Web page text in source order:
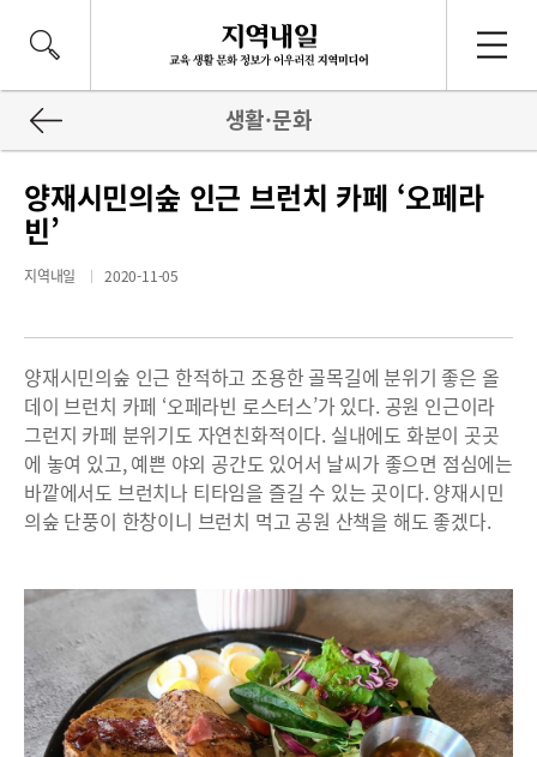
생활·문화
양재시민의숲 인근 브런치 카페 ‘오페라
빈’
지역내일 2020-11-05
양재시민의숲 인근 한적하고 조용한 골목길에 분위기 좋은 올
데이 브런치 카페 ‘오페라빈 로스터스’가 있다. 공원 인근이라
그런지 카페 분위기도 자연친화적이다. 실내에도 화분이 곳곳
에 놓여 있고, 예쁜 야외 공간도 있어서 날씨가 좋으면 점심에는
바깥에서도 브런치나 티타임을 즐길 수 있는 곳이다. 양재시민
의숲 단풍이 한창이니 브런치 먹고 공원 산책을 해도 좋겠다.